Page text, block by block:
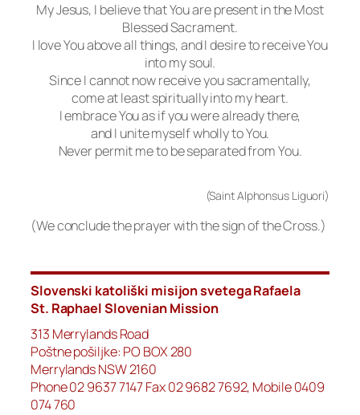
My Jesus, I believe that You are present in the Most
Blessed Sacrament.
I love You above all things, and I desire to receive You
into my soul.
Since I cannot now receive you sacramentally,
come at least spiritually into my heart.
I embrace You as if you were already there,
and I unite myself wholly to You.
Never permit me to be separated from You.
(Saint Alphonsus Liguori)
(We conclude the prayer with the sign of the Cross.)
Slovenski katoliški misijon svetega Rafaela
St. Raphael Slovenian Mission
313 Merrylands Road
Poštne pošiljke: PO BOX 280
Merrylands NSW 2160
Phone 02 9637 7147 Fax 02 9682 7692, Mobile 0409
074 760